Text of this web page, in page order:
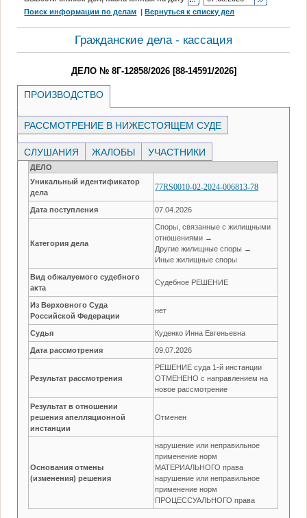
Поиск информации по делам |Вернуться к списку дел
Гражданские дела - кассация
ДЕЛО № 8Г-12858/2026 [88-14591/2026]
ПРОИЗВОДСТВО
РАССМОТРЕНИЕ В НИЖЕСТОЯЩЕМ СУДЕ
СЛУШАНИЯ ЖАЛОБЫ УЧАСТНИКИ
ДЕЛО
Уникальный идентификатор
дела
77RS0010-02-2024-006813-78
Дата поступления 07.04.2026
Категория дела
Споры, связанные с жилищными
отношениями →
Другие жилищные споры →
Иные жилищные споры
Вид обжалуемого судебного
акта
Судебное РЕШЕНИЕ
Из Верховного Суда
Российской Федерации
нет
Судья Куденко Инна Евгеньевна
Дата рассмотрения 09.07.2026
Результат рассмотрения
РЕШЕНИЕ суда 1-й инстанции
ОТМЕНЕНО с направлением на
новое рассмотрение
Результат в отношении
решения апелляционной
инстанции
Отменен
Основания отмены
(изменения) решения
нарушение или неправильное
применение норм
МАТЕРИАЛЬНОГО права
нарушение или неправильное
применение норм
ПРОЦЕССУАЛЬНОГО права